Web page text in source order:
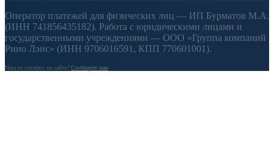
Оператор платежей для физических лиц — ИП Бурматов М.А.
(ИНН 741856435182). Работа с юридическими лицами и
государственными учреждениями — ООО «Группа компаний
Рино Лэнс» (ИНН 9706016591, КПП 770601001).
Нашли ошибку на сайте? Сообщите нам